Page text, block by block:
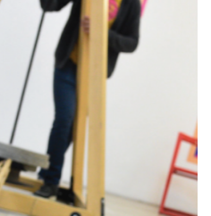
наука је супер!
како бисте
шаблоне